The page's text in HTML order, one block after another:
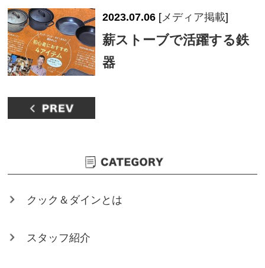
2023.07.06 [ メディア掲載]
薪ストーブで活躍する鉄
器
クック＆ダインとは
スタッフ紹介